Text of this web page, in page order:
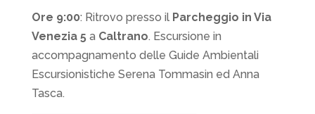
Ore 9:00: Ritrovo presso il Parcheggio in Via
Venezia 5 a Caltrano. Escursione in
accompagnamento delle Guide Ambientali
Escursionistiche Serena Tommasin ed Anna
Tasca.